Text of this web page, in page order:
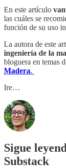
En este artículo
las cuáles se
función de su uso
La autora de este
ingeniería de la
bloguera en temas
Madera.
Ire…
Sigue
Substack